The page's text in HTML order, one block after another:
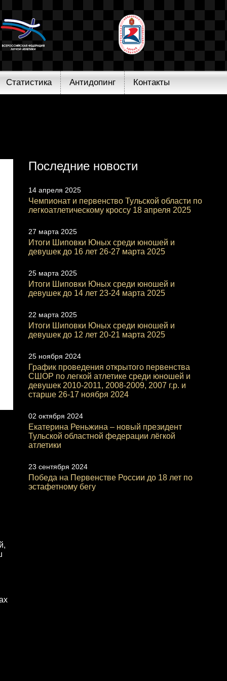
Статистика Антидопинг Контакты
Последние новости
14 апреля 2025
Чемпионат и первенство Тульской области по
легкоатлетическому кроссу 18 апреля 2025
27 марта 2025
Итоги Шиповки Юных среди юношей и
девушек до 16 лет 26-27 марта 2025
25 марта 2025
Итоги Шиповки Юных среди юношей и
девушек до 14 лет 23-24 марта 2025
22 марта 2025
Итоги Шиповки Юных среди юношей и
девушек до 12 лет 20-21 марта 2025
25 ноября 2024
График проведения открытого первенства
СШОР по легкой атлетике среди юношей и
девушек 2010-2011, 2008-2009, 2007 г.р. и
старше 26-17 ноября 2024
02 октября 2024
Екатерина Реньжина – новый президент
Тульской областной федерации лёгкой
атлетики
23 сентября 2024
Победа на Первенстве России до 18 лет по
эстафетному бегу